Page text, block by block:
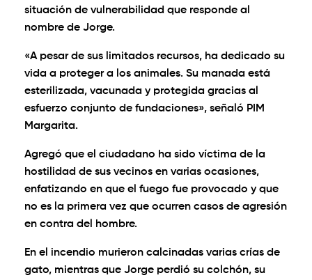
situación de vulnerabilidad que responde al
nombre de Jorge.
«A pesar de sus limitados recursos, ha dedicado su
vida a proteger a los animales. Su manada está
esterilizada, vacunada y protegida gracias al
esfuerzo conjunto de fundaciones», señaló PIM
Margarita.
Agregó que el ciudadano ha sido víctima de la
hostilidad de sus vecinos en varias ocasiones,
enfatizando en que el fuego fue provocado y que
no es la primera vez que ocurren casos de agresión
en contra del hombre.
En el incendio murieron calcinadas varias crías de
gato, mientras que Jorge perdió su colchón, su